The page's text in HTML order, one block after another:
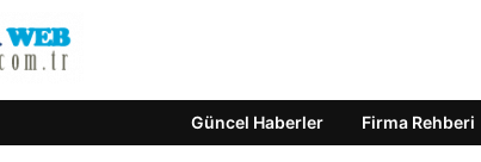
Güncel Haberler Firma Rehberi